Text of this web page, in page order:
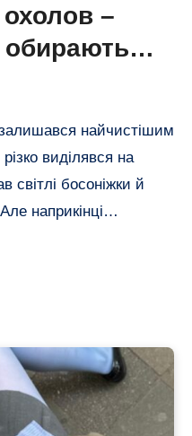
–
обирають
найчистішим
виділявся на
світлі босоніжки й
наприкінці…